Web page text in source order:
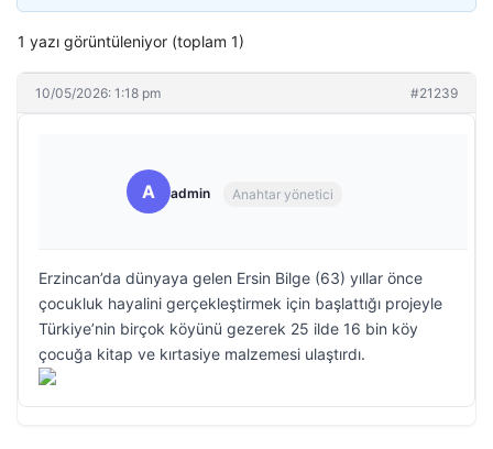
1 yazı görüntüleniyor (toplam 1)
10/05/2026: 1:18 pm #21239
A admin Anahtar yönetici
Erzincan’da dünyaya gelen Ersin Bilge (63) yıllar önce
çocukluk hayalini gerçekleştirmek için başlattığı projeyle
Türkiye’nin birçok köyünü gezerek 25 ilde 16 bin köy
çocuğa kitap ve kırtasiye malzemesi ulaştırdı.